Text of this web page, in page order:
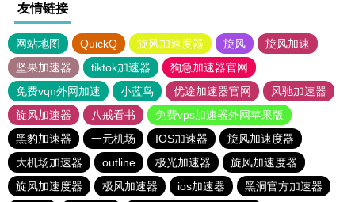
友情链接
网站地图 QuickQ 旋风加速度器 旋风
旋风加速
坚果加速器
tiktok加速器
狗急加速器官网
免费vqn外网加速
小蓝鸟 优途加速器官网
风驰加速器
旋风加速器
八戒看书
免费vps加速器外网苹果版
黑豹加速器
一元机场 IOS加速器
旋风加速度器
大机场加速器
outline 极光加速器
旋风加速度器
旋风加速度器
极风加速器 ios加速器 黑洞官方加速器